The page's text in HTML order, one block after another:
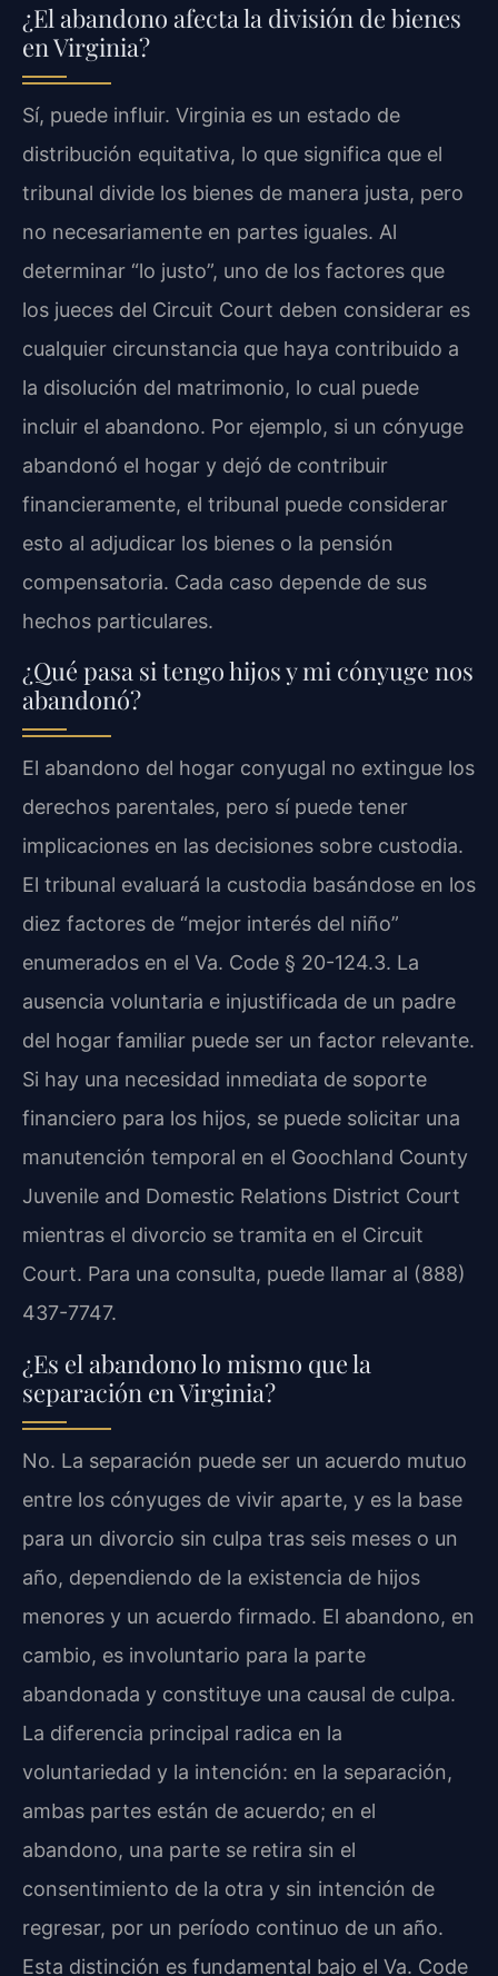
¿El abandono afecta la división de bienes
en Virginia?
Sí, puede influir. Virginia es un estado de
distribución equitativa, lo que significa que el
tribunal divide los bienes de manera justa, pero
no necesariamente en partes iguales. Al
determinar “lo justo”, uno de los factores que
los jueces del Circuit Court deben considerar es
cualquier circunstancia que haya contribuido a
la disolución del matrimonio, lo cual puede
incluir el abandono. Por ejemplo, si un cónyuge
abandonó el hogar y dejó de contribuir
financieramente, el tribunal puede considerar
esto al adjudicar los bienes o la pensión
compensatoria. Cada caso depende de sus
hechos particulares.
¿Qué pasa si tengo hijos y mi cónyuge nos
abandonó?
El abandono del hogar conyugal no extingue los
derechos parentales, pero sí puede tener
implicaciones en las decisiones sobre custodia.
El tribunal evaluará la custodia basándose en los
diez factores de “mejor interés del niño”
enumerados en el Va. Code § 20-124.3. La
ausencia voluntaria e injustificada de un padre
del hogar familiar puede ser un factor relevante.
Si hay una necesidad inmediata de soporte
financiero para los hijos, se puede solicitar una
manutención temporal en el Goochland County
Juvenile and Domestic Relations District Court
mientras el divorcio se tramita en el Circuit
Court. Para una consulta, puede llamar al (888)
437-7747.
¿Es el abandono lo mismo que la
separación en Virginia?
No. La separación puede ser un acuerdo mutuo
entre los cónyuges de vivir aparte, y es la base
para un divorcio sin culpa tras seis meses o un
año, dependiendo de la existencia de hijos
menores y un acuerdo firmado. El abandono, en
cambio, es involuntario para la parte
abandonada y constituye una causal de culpa.
La diferencia principal radica en la
voluntariedad y la intención: en la separación,
ambas partes están de acuerdo; en el
abandono, una parte se retira sin el
consentimiento de la otra y sin intención de
regresar, por un período continuo de un año.
Esta distinción es fundamental bajo el Va. Code